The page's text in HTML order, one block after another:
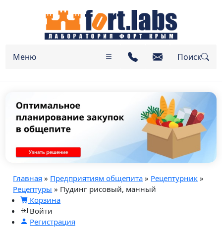
Меню Поиск
Главная » Предприятиям общепита » Рецептурник »
Рецептуры » Пудинг рисовый, манный
Корзина
Войти
Регистрация